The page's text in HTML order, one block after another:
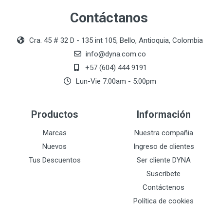
Contáctanos
Cra. 45 # 32 D - 135 int 105, Bello, Antioquia, Colombia
info@dyna.com.co
+57 (604) 444 9191
Lun-Vie 7:00am - 5:00pm
Productos
Marcas
Nuevos
Tus Descuentos
Información
Nuestra compañia
Ingreso de clientes
Ser cliente DYNA
Suscríbete
Contáctenos
Política de cookies